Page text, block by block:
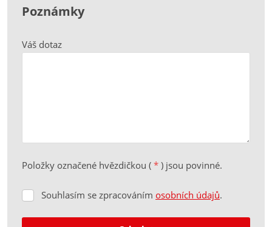
Poznámky
Váš dotaz
Položky označené hvězdičkou ( * ) jsou povinné.
Souhlasím
zpracováním
Souhlasím se zpracováním osobních údajů.